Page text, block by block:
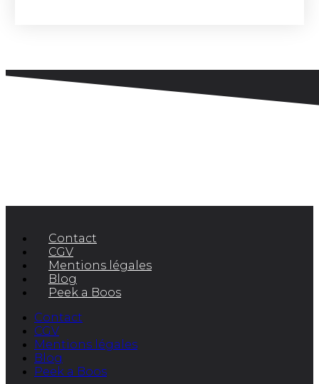
Contact
CGV
Mentions légales
Blog
Peek a Boos
Contact
CGV
Mentions légales
Blog
Peek a Boos